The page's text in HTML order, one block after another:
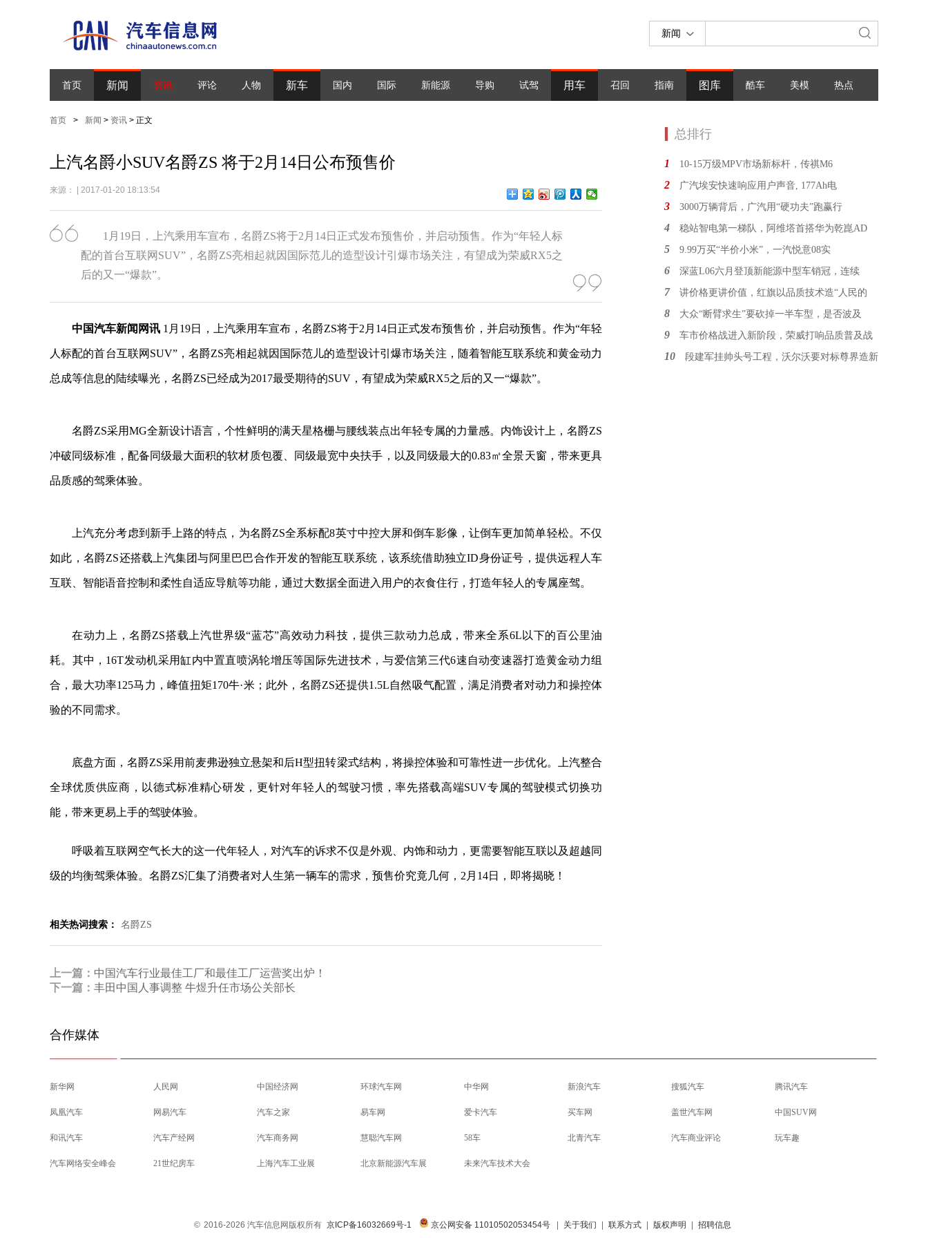
新闻
首页 新闻 资讯 评论 人物 新车 国内 国际 新能源 导购 试驾 用车 召回 指南 图库 酷车 美模 热点
首页 > 新闻 > 资讯 > 正文
上汽名爵小SUV名爵ZS 将于2月14日公布预售价
来源： | 2017-01-20 18:13:54
1月19日，上汽乘用车宣布，名爵ZS将于2月14日正式发布预售价，并启动预售。作为“年轻人标
配的首台互联网SUV”，名爵ZS亮相起就因国际范儿的造型设计引爆市场关注，有望成为荣威RX5之
后的又一“爆款”。
中国汽车新闻网讯 1月19日，上汽乘用车宣布，名爵ZS将于2月14日正式发布预售价，并启动预售。作为“年轻
人标配的首台互联网SUV”，名爵ZS亮相起就因国际范儿的造型设计引爆市场关注，随着智能互联系统和黄金动力
总成等信息的陆续曝光，名爵ZS已经成为2017最受期待的SUV，有望成为荣威RX5之后的又一“爆款”。
名爵ZS采用MG全新设计语言，个性鲜明的满天星格栅与腰线装点出年轻专属的力量感。内饰设计上，名爵ZS
冲破同级标准，配备同级最大面积的软材质包覆、同级最宽中央扶手，以及同级最大的0.83㎡全景天窗，带来更具
品质感的驾乘体验。
上汽充分考虑到新手上路的特点，为名爵ZS全系标配8英寸中控大屏和倒车影像，让倒车更加简单轻松。不仅
如此，名爵ZS还搭载上汽集团与阿里巴巴合作开发的智能互联系统，该系统借助独立ID身份证号，提供远程人车
互联、智能语音控制和柔性自适应导航等功能，通过大数据全面进入用户的衣食住行，打造年轻人的专属座驾。
在动力上，名爵ZS搭载上汽世界级“蓝芯”高效动力科技，提供三款动力总成，带来全系6L以下的百公里油
耗。其中，16T发动机采用缸内中置直喷涡轮增压等国际先进技术，与爱信第三代6速自动变速器打造黄金动力组
合，最大功率125马力，峰值扭矩170牛·米；此外，名爵ZS还提供1.5L自然吸气配置，满足消费者对动力和操控体
验的不同需求。
底盘方面，名爵ZS采用前麦弗逊独立悬架和后H型扭转梁式结构，将操控体验和可靠性进一步优化。上汽整合
全球优质供应商，以德式标准精心研发，更针对年轻人的驾驶习惯，率先搭载高端SUV专属的驾驶模式切换功
能，带来更易上手的驾驶体验。
呼吸着互联网空气长大的这一代年轻人，对汽车的诉求不仅是外观、内饰和动力，更需要智能互联以及超越同
级的均衡驾乘体验。名爵ZS汇集了消费者对人生第一辆车的需求，预售价究竟几何，2月14日，即将揭晓！
相关热词搜索： 名爵ZS
上一篇： 中国汽车行业最佳工厂和最佳工厂运营奖出炉！
下一篇： 丰田中国人事调整 牛煜升任市场公关部长
总排行
1 10-15万级MPV市场新标杆，传祺M6
2 广汽埃安快速响应用户声音, 177Ah电
3 3000万辆背后，广汽用“硬功夫”跑赢行
4 稳站智电第一梯队，阿维塔首搭华为乾崑AD
5 9.99万买“半价小米”，一汽悦意08实
6 深蓝L06六月登顶新能源中型车销冠，连续
7 讲价格更讲价值，红旗以品质技术造“人民的
8 大众“断臂求生”要砍掉一半车型，是否波及
9 车市价格战进入新阶段，荣威打响品质普及战
10 段建军挂帅头号工程，沃尔沃要对标尊界造新
合作媒体
新华网 人民网 中国经济网 环球汽车网 中华网 新浪汽车 搜狐汽车 腾讯汽车
凤凰汽车 网易汽车 汽车之家 易车网 爱卡汽车 买车网 盖世汽车网 中国SUV网
和讯汽车 汽车产经网 汽车商务网 慧聪汽车网 58车 北青汽车 汽车商业评论 玩车趣
汽车网络安全峰会 21世纪房车 上海汽车工业展 北京新能源汽车展 未来汽车技术大会
© 2016-2026 汽车信息网版权所有 京ICP备16032669号-1 京公网安备 11010502053454号 关于我们 联系方式 版权声明 招聘信息